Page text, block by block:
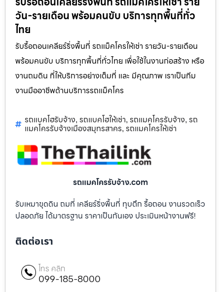
วัน-รายเดือน พร้อมคนขับ บริการทุกพื้นที่ทั่ว
ไทย
รับรื้อถอนเคลียร์ริ่งพื้นที่ รถแม็คโครให้เช่า รายวัน-รายเดือน
พร้อมคนขับ บริการทุกพื้นที่ทั่วไทย เพื่อใช้ในงานก่อสร้าง หรือ
งานถมดิน ที่ให้บริการอย่างเต็มที่ และ มีคุณภาพ เราเป็นทีม
งานมืออาชีพด้านบริการรถแม็คโคร
รถแบคโฮรับจ้าง, รถแบคโฮให้เช่า, รถแมคโครรับจ้าง, รถ
แมคโครรับจ้างเมืองสมุทรสาคร, รถแมคโครให้เช่า
รถแมคโครรับจ้าง.com
รับเหมาขุดดิน ถมที่ เคลียร์ริ่งพื้นที่ ทุบตึก รื้อถอน งานรวดเร็ว
ปลอดภัย ได้มาตรฐาน ราคาเป็นกันเอง ประเมินหน้างานฟรี!
ติดต่อเรา
โทร คลิก
099-185-8000